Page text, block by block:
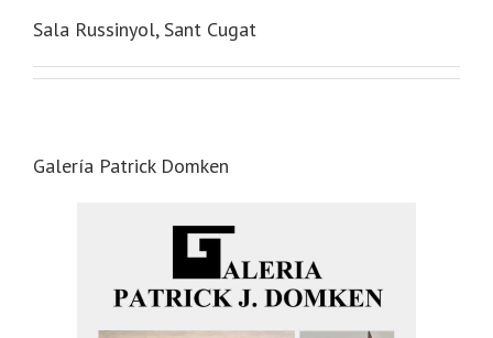
Sala Russinyol, Sant Cugat
Galería Patrick Domken